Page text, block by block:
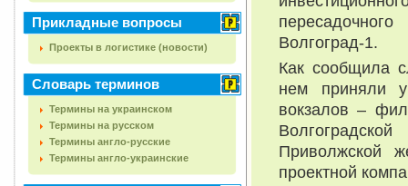
Прикладные вопросы
Проекты в логистике (новости)
Словарь терминов
Термины на украинском
Термины на русском
Термины англо-русские
Термины англо-украинские
Волгоград-1.
Как сообщила
нем приняли
вокзалов –
Приволжской
проектной